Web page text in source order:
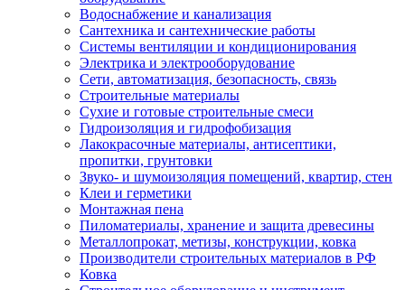
Водоснабжение и канализация
Сантехника и сантехнические работы
Системы вентиляции и кондиционирования
Электрика и электрооборудование
Сети, автоматизация, безопасность, связь
Строительные материалы
Сухие и готовые строительные смеси
Гидроизоляция и гидрофобизация
Лакокрасочные материалы, антисептики,
пропитки, грунтовки
Звуко- и шумоизоляция помещений, квартир, стен
Клеи и герметики
Монтажная пена
Пиломатериалы, хранение и защита древесины
Металлопрокат, метизы, конструкции, ковка
Производители строительных материалов в РФ
Ковка